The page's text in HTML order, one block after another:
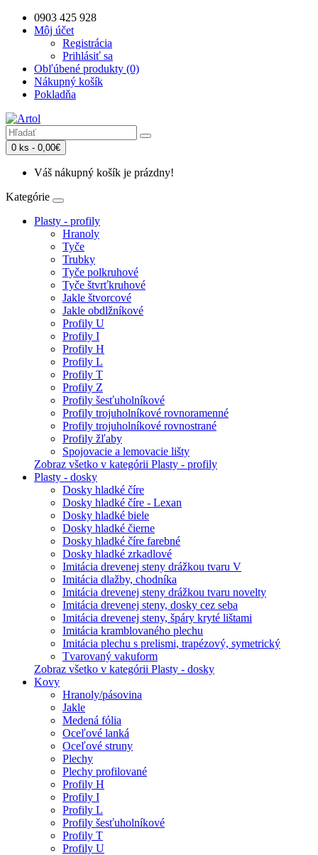
0903 425 928
Môj účet
Registrácia
Prihlásiť sa
Obľúbené produkty (0)
Nákupný košík
Pokladňa
0 ks - 0,00€
Váš nákupný košík je prázdny!
Kategórie
Plasty - profily
Hranoly
Tyče
Trubky
Tyče polkruhové
Tyče štvrťkruhové
Jakle štvorcové
Jakle obdlžníkové
Profily U
Profily I
Profily H
Profily L
Profily T
Profily Z
Profily šesťuholníkové
Profily trojuholníkové rovnoramenné
Profily trojuholníkové rovnostrané
Profily žľaby
Spojovacie a lemovacie lišty
Zobraz všetko v kategórii Plasty - profily
Plasty - dosky
Dosky hladké číre
Dosky hladké číre - Lexan
Dosky hladké biele
Dosky hladké čierne
Dosky hladké číre farebné
Dosky hladké zrkadlové
Imitácia drevenej steny drážkou tvaru V
Imitácia dlažby, chodníka
Imitácia drevenej steny drážkou tvaru novelty
Imitácia drevenej steny, dosky cez seba
Imitácia drevenej steny, špáry kryté lištami
Imitácia kramblovaného plechu
Imitácia plechu s prelismi, trapézový, symetrický
Tvarovaný vakuform
Zobraz všetko v kategórii Plasty - dosky
Kovy
Hranoly/pásovina
Jakle
Medená fólia
Oceľové lanká
Oceľové struny
Plechy
Plechy profilované
Profily H
Profily I
Profily L
Profily šesťuholníkové
Profily T
Profily U